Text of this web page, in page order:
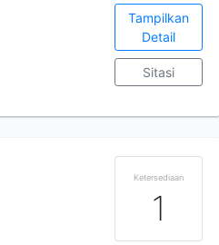
Tampilkan
Detail
Sitasi
Ketersediaan
1